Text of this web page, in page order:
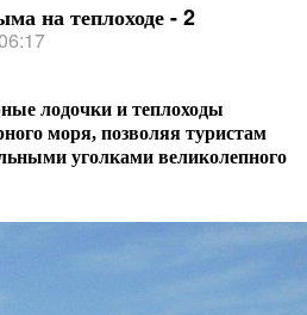
на теплоходе - 2
лодочки и теплоходы
моря, позволяя туристам
уголками великолепного